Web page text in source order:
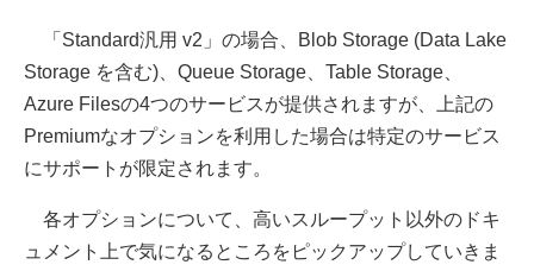
「Standard汎用 v2」の場合、Blob Storage (Data Lake
Storage を含む)、Queue Storage、Table Storage、
Azure Filesの4つのサービスが提供されますが、上記の
Premiumなオプションを利用した場合は特定のサービス
にサポートが限定されます。
各オプションについて、高いスループット以外のドキ
ュメント上で気になるところをピックアップしていきま